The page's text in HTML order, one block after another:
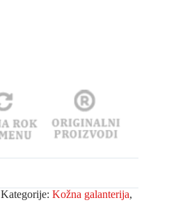
Kategorije: Kožna galanterija,